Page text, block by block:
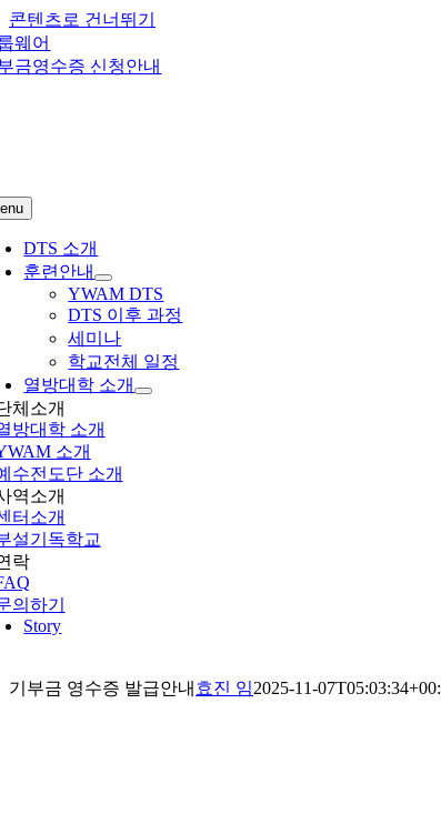
콘텐츠로 건너뛰기
웨어
금영수증 신청안내
DTS 소개
훈련안내
YWAM DTS
DTS 이후 과정
세미나
학교전체 일정
열방대학 소개
체소개
방대학 소개
소개
수전도단 소개
역소개
터소개
설기독학교
락
의하기
Story
기부금 영수증 발급안내 효진 임2025-11-